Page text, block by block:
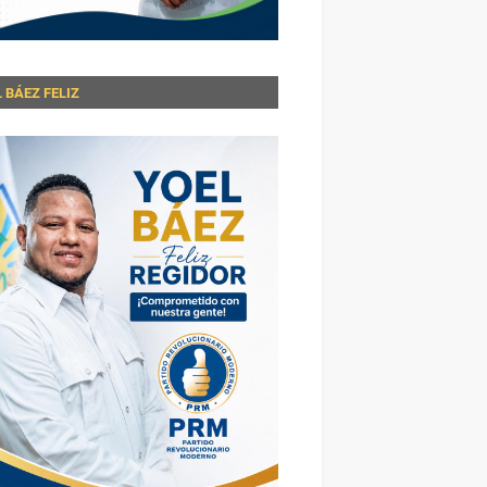
BÁEZ FELIZ